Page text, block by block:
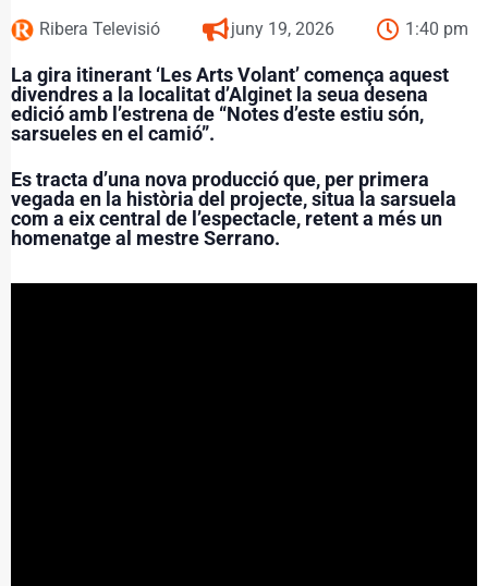
Ribera Televisió juny 19, 2026 1:40 pm
La gira itinerant ‘Les Arts Volant’ comença aquest
divendres a la localitat d’Alginet la seua desena
edició amb l’estrena de “Notes d’este estiu són,
sarsueles en el camió”.
Es tracta d’una nova producció que, per primera
vegada en la història del projecte, situa la sarsuela
com a eix central de l’espectacle, retent a més un
homenatge al mestre Serrano.